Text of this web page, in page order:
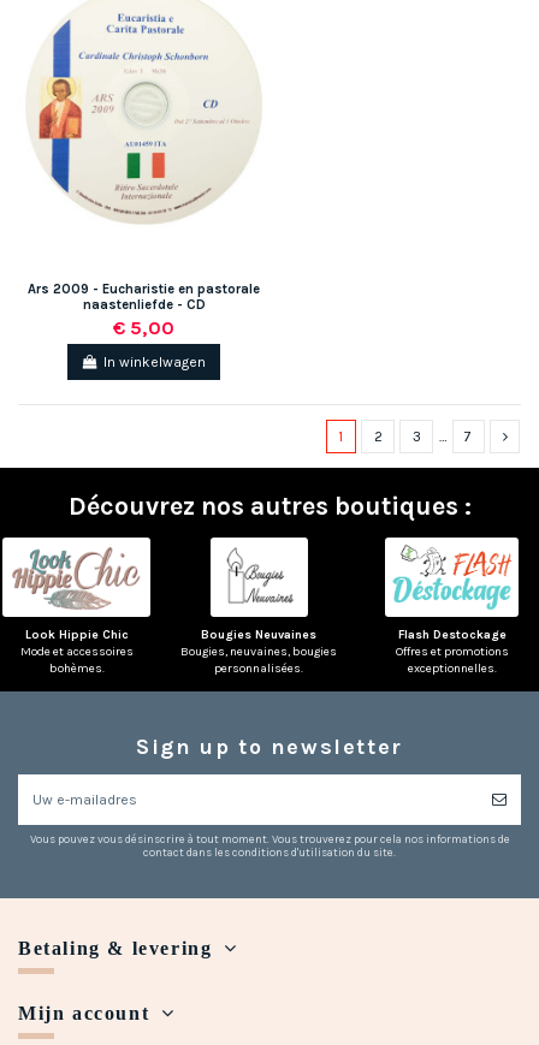
Ars 2009 - Eucharistie en pastorale
naastenliefde - CD
€ 5,00
In winkelwagen
1 2 3 … 7
Découvrez nos autres boutiques :
Look Hippie Chic
Mode et accessoires
bohèmes.
Bougies Neuvaines
Bougies, neuvaines, bougies
personnalisées.
Flash Destockage
Offres et promotions
exceptionnelles.
Sign up to newsletter
Vous pouvez vous désinscrire à tout moment. Vous trouverez pour cela nos informations de
contact dans les conditions d'utilisation du site.
Betaling & levering
Mijn account